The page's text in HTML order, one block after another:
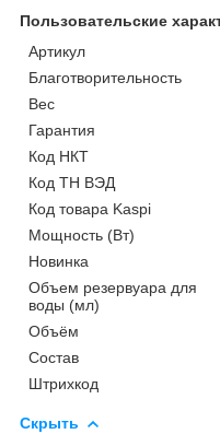
Пользовательские
Артикул
Благотворительность
Вес
Гарантия
Код НКТ
Код ТН ВЭД
Код товара Kaspi
Мощность (Bт)
Новинка
Объем резервуара для
воды (мл)
Объём
Состав
Штрихкод
Скрыть